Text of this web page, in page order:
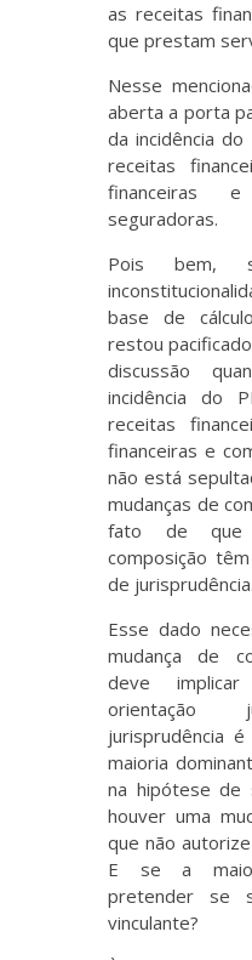
as receitas
que prestam
Nesse
aberta a porta
da incidência do
receitas
financeiras
seguradoras.
Pois
base de
restou
discussão
incidência do
receitas
financeiras e
não está
mudanças de
fato de que
composição
de jurisprudência.
Esse dado
mudança de
deve
orientação
jurisprudência
maioria
na hipótese de
houver uma
que não
E se a
pretender se
vinculante?